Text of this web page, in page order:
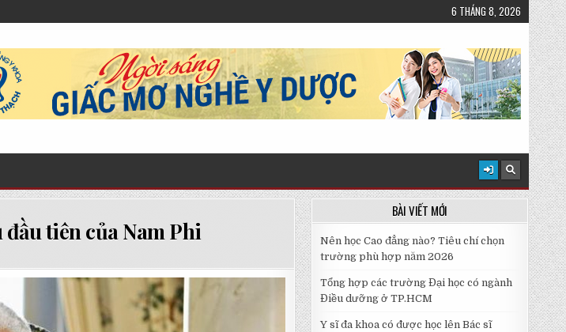
6 THÁNG 8, 2026
tiên của Nam Phi
BÀI VIẾT MỚI
Nên học Cao đẳng nào? Tiêu chí chọn
trường phù hợp năm 2026
Tổng hợp các trường Đại học có ngành
Điều dưỡng ở TP.HCM
Y sĩ đa khoa có được học lên Bác sĩ